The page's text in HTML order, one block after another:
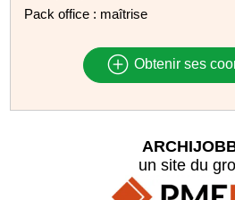
Pack office : maîtrise
Obtenir ses
un site du